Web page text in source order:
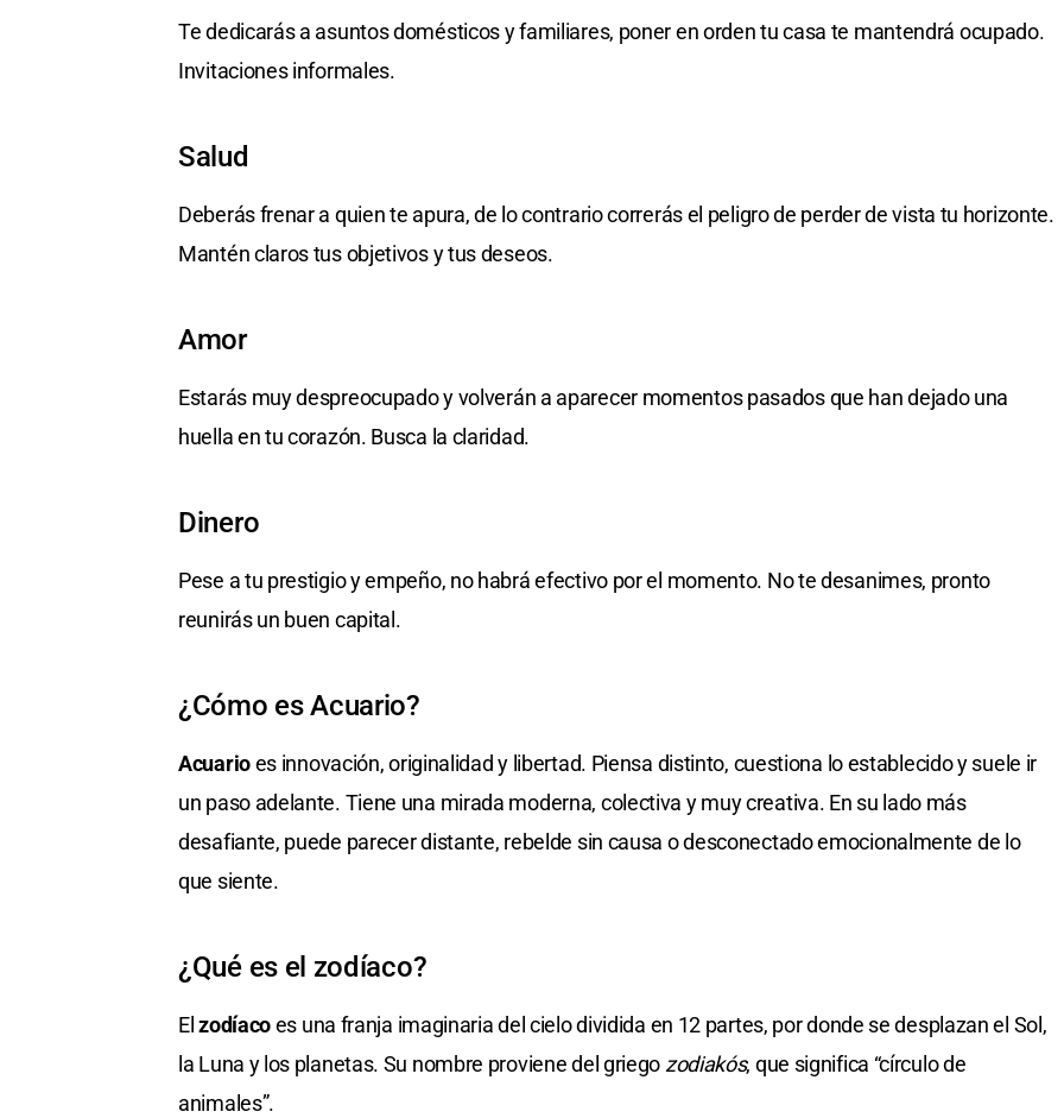
Te dedicarás a asuntos domésticos y familiares, poner en orden tu casa te mantendrá ocupado.
Invitaciones informales.
Salud
Deberás frenar a quien te apura, de lo contrario correrás el peligro de perder de vista tu horizonte.
Mantén claros tus objetivos y tus deseos.
Amor
Estarás muy despreocupado y volverán a aparecer momentos pasados que han dejado una
huella en tu corazón. Busca la claridad.
Dinero
Pese a tu prestigio y empeño, no habrá efectivo por el momento. No te desanimes, pronto
reunirás un buen capital.
¿Cómo es Acuario?
Acuarioes innovación, originalidad y libertad. Piensa distinto, cuestiona lo establecido y suele ir
un paso adelante. Tiene una mirada moderna, colectiva y muy creativa. En su lado más
desafiante, puede parecer distante, rebelde sin causa o desconectado emocionalmente de lo
que siente.
¿Qué es el zodíaco?
Elzodíacoes una franja imaginaria del cielo dividida en 12 partes, por donde se desplazan el Sol,
la Luna y los planetas. Su nombre proviene del griegozodiakós, que significa “círculo de
animales”.